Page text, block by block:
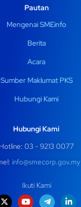
Pautan
Mengenai SMEinfo
Berita
Acara
Sumber Maklumat PKS
Hubungi Kami
Hubungi Kami
Hotline: 03 - 9213 0077
info@smecorp.gov.my
Ikuti Kami